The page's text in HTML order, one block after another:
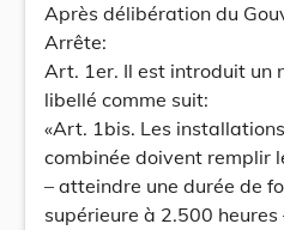
Après délibération du
Arrête:
Art. 1er. Il est introduit un
libellé comme suit:
«Art. 1bis. Les
combinée doivent remplir
– atteindre une durée de
supérieure à 2.500